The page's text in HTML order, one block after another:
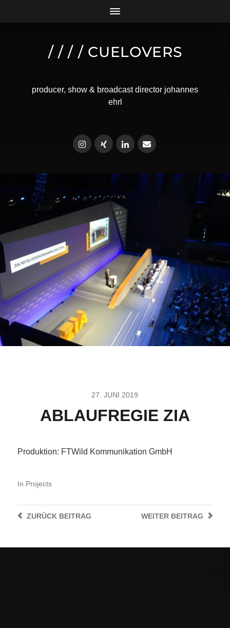
/ / / / CUELOVERS
producer, show & broadcast director johannes
ehrl
27. JUNI 2019
ABLAUFREGIE ZIA
Produktion: FTWild Kommunikation GmbH
In Projects
WEITER BEITRAG
ZURÜCKBEITRAG